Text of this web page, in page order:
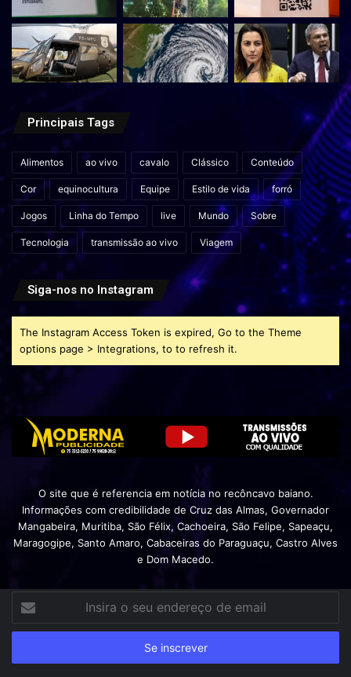
Principais Tags
Alimentos ao vivo cavalo Clássico Conteúdo
Cor equinocultura Equipe Estilo de vida forró
Jogos Linha do Tempo live Mundo Sobre
Tecnologia transmissão ao vivo Viagem
Siga-nos no Instagram
The Instagram Access Token is expired, Go to the Theme
options page > Integrations, to to refresh it.
O site que é referencia em notícia no recôncavo baiano.
Informações com credibilidade de Cruz das Almas, Governador
Mangabeira, Muritiba, São Félix, Cachoeira, São Felipe, Sapeaçu,
Maragogipe, Santo Amaro, Cabaceiras do Paraguaçu, Castro Alves
e Dom Macedo.
seu
de